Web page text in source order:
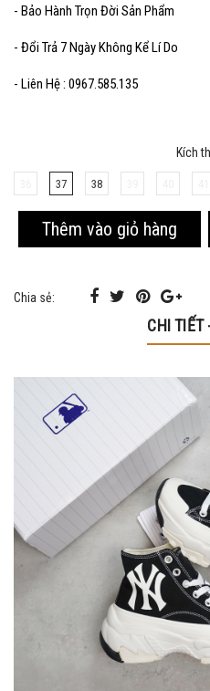
- Bảo Hành Trọn Đời Sản Phẩm
- Đổi Trả 7 Ngày Không Kể Lí Do
- Liên Hệ : 0967.585.135
Kích
37 38
Thêm vào giỏ hàng
Chia sẻ:
CHI TIẾT